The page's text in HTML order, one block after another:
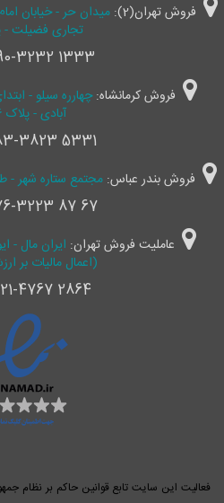
فروش تهران(2):
میدان حر - خیابان
تجاری فضیلت -
3232 1333
فروش کرمانشاه:چهارره سیلو -
آبادی - پلاک 1016
3823 5331
فروش بندر عباس: مجتمع ستاره شهر -
3223 87 67
عاملیت فروش تهران:
(اعمال مالیات بر
4767 2864
فعالیت این سایت تابع قوانین حاکم بر نظام